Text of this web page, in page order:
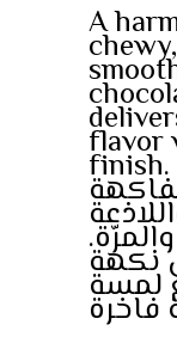
A
flavor
finish.
نكهة
لمسة